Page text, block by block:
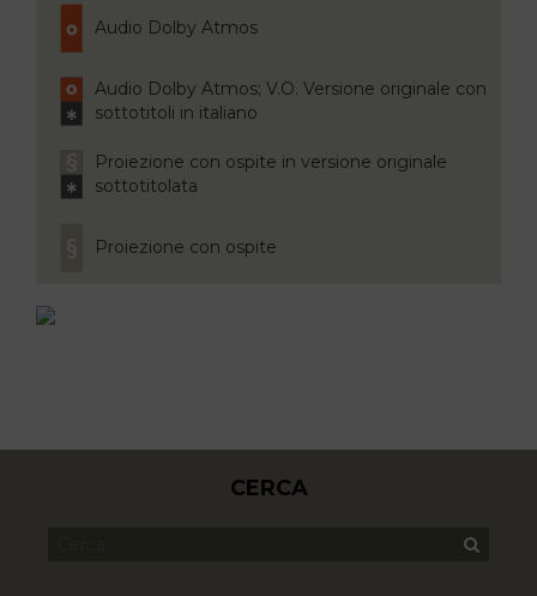
Audio Dolby Atmos
Audio Dolby Atmos; V.O. Versione originale con
sottotitoli in italiano
Proiezione con ospite in versione originale
sottotitolata
Proiezione con ospite
CERCA